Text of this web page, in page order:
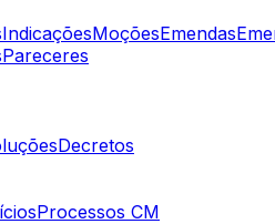
IndicaçõesMoçõesEmendas
Pareceres
Decretos
Processos CM